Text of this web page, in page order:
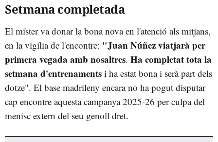
Setmana completada
El míster va donar la bona nova en l'atenció als mitjans,
en la vigília de l'encontre: "Juan Núñez viatjarà per
primera vegada amb nosaltres. Ha completat tota la
setmana d'entrenaments i ha estat bona i serà part dels
dotze". El base madrileny encara no ha pogut disputar
cap encontre aquesta campanya 2025-26 per culpa del
menisc extern del seu genoll dret.